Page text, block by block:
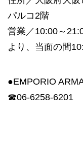
パルコ2階
営業／10:00～
より、当面の間
●EMPORIO
☎06-6258-6201